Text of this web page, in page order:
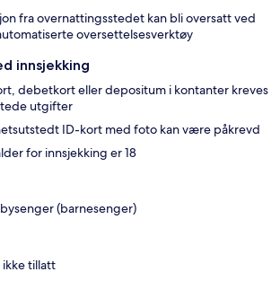
fra overnattingsstedet kan bli oversatt ved
oversettelsesverktøy
innsjekking
debetkort eller depositum i kontanter kreves
utgifter
ID-kort med foto kan være påkrevd
for innsjekking er 18
(barnesenger)
tillatt